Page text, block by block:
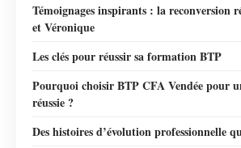
Témoignages inspirants : la reconversion
et Véronique
Les clés pour réussir sa formation BTP
Pourquoi choisir BTP CFA Vendée pour
réussie ?
Des histoires d’évolution professionnelle